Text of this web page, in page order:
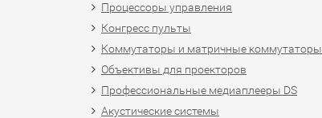
Процессоры управления
Конгресс пульты
Коммутаторы и матричные коммутаторы
Объективы для проекторов
Профессиональные медиаплееры DS
Акустические системы